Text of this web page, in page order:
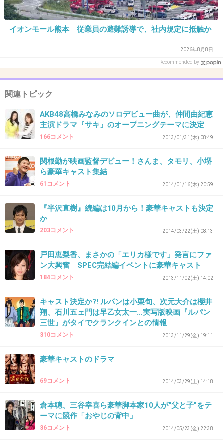
+89 -6
いいのでは！！
でも1話目だけ見ようかと思います。
+8 -2
ゴリライモが色気付いてる。笑
３４さん
ドラマは漫画の１６年後という設定らしいで
す。
+32 -3
何故前田敦子‼ だから脇役で演技磨けよ‼
38. 匿名2015/06/27(土) 10:32:13
+50 -6
イオンモール熊本 従業員の避難誘導で、社内規定に抵触か
2026年8月8日
Recommended by
関連トピック
AKB48高橋みなみのソロデビュー曲が、仲間由紀恵
主演ドラマ『サキ』のオープニングテーマに決定
166コメント 2013/01/31(木) 08:49
関根勤が映画監督デビュー！さんま、タモリ、小堺
ら豪華キャスト集結
61コメント 2014/01/16(木) 20:59
『半沢直樹』続編は10月から！豪華キャストも決定
か
203コメント 2014/03/22(土) 08:13
戸田恵梨香、まさかの「エリカ様です」発言にファ
ン大興奮 SPEC完結編イベントに豪華キャスト
184コメント 2013/11/02(土) 14:02
キャスト決定か?! ルパンは小栗旬、次元大介は櫻井
翔、石川五ェ門は早乙女太一…実写版映画『ルパン
三世』がタイでクランクインとの情報
310コメント 2013/11/29(金) 19:11
豪華キャストのドラマ
69コメント 2014/03/29(土) 14:18
倉本聰、三谷幸喜ら豪華脚本家10人が“父と子”をテ
ーマに競作「おやじの背中」
36コメント 2014/05/23(金) 22:38